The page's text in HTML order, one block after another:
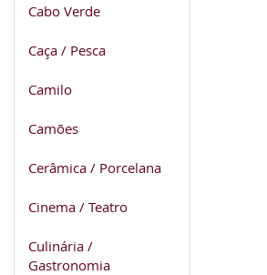
Cabo Verde
Caça / Pesca
Camilo
Camões
Cerâmica / Porcelana
Cinema / Teatro
Culinária /
Gastronomia